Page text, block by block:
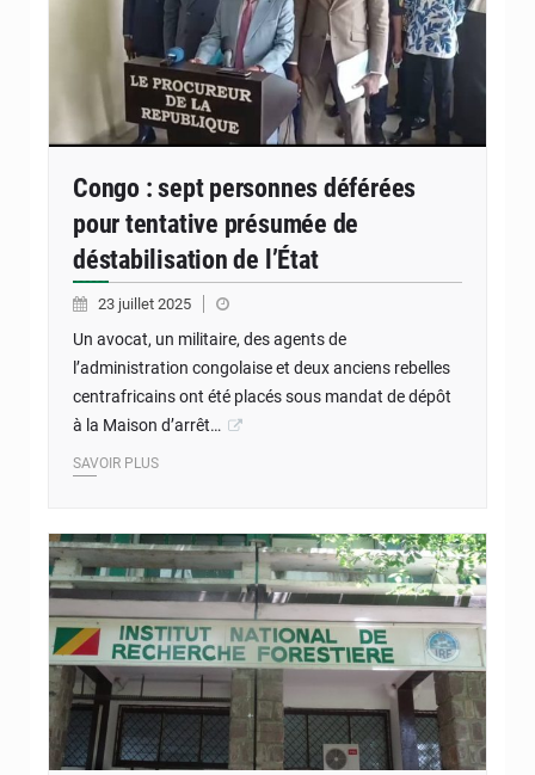
Congo : sept personnes déférées
pour tentative présumée de
déstabilisation de l’État
23 juillet 2025
Un avocat, un militaire, des agents de
l’administration congolaise et deux anciens rebelles
centrafricains ont été placés sous mandat de dépôt
à la Maison d’arrêt…
SAVOIR PLUS